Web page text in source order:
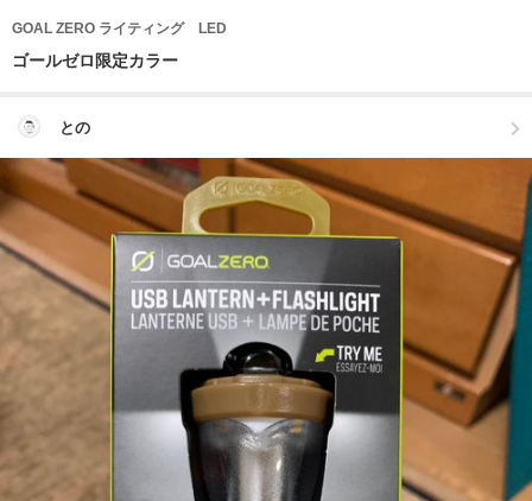
GOAL ZERO ライティング LED
ゴールゼロ限定カラー
との